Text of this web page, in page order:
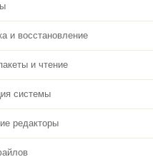
и восстановление
и чтение
системы
редакторы